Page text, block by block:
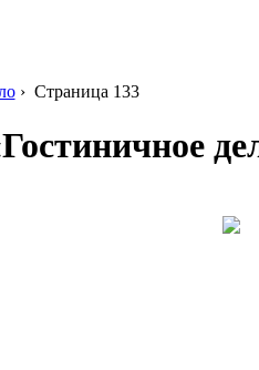
› Страница 133